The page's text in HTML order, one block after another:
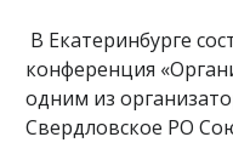
В Екатеринбурге
конференция
одним из
Свердловское РО